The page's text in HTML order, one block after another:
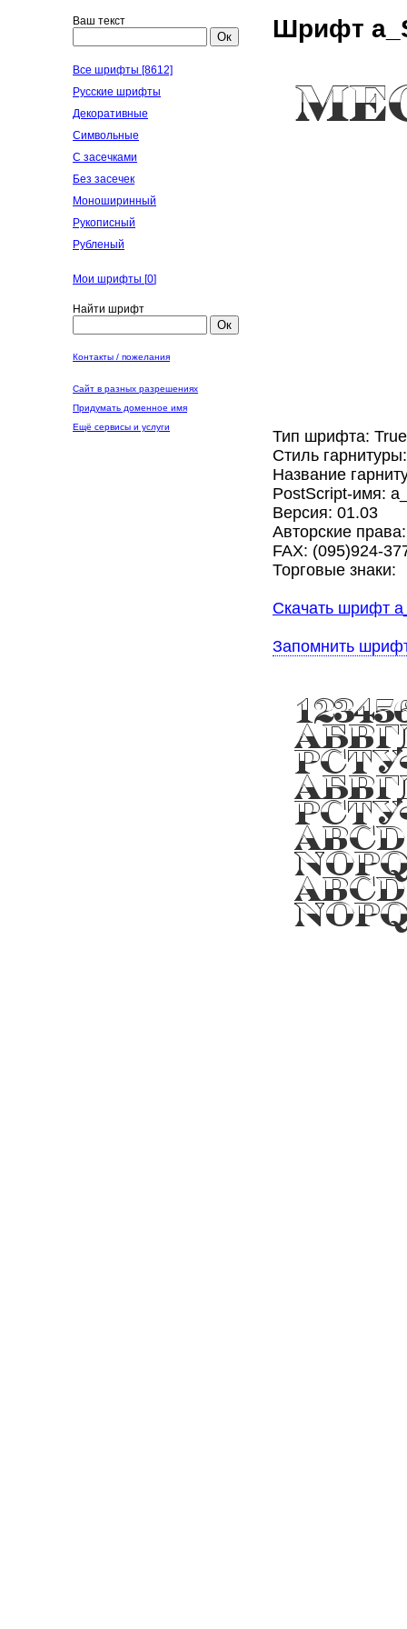
Ваш текст
Ок
Все шрифты [8612]
Русские шрифты
Декоративные
Символьные
С засечками
Без засечек
Моноширинный
Рукописный
Рубленый
Мои шрифты [0]
Найти шрифт
Ок
Контакты / пожелания
Сайт в разных разрешениях
Придумать доменное имя
Ещё сервисы и услуги
Шрифт
Тип шрифта:
Стиль
Название
PostScript-имя:
Версия: 01.03
Авторские
FAX: (095)924-
Торговые знаки:
Скачать шрифт
Запомнить